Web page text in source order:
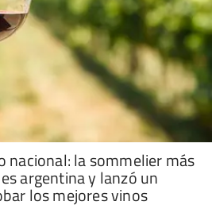
nacional: la sommelier más
argentina y lanzó un
los mejores vinos